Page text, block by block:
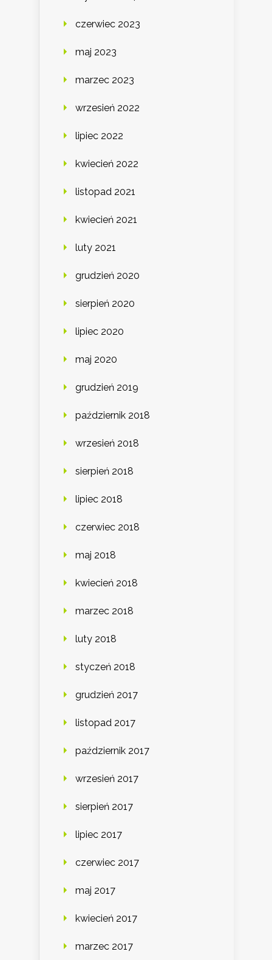
czerwiec 2023
maj 2023
marzec 2023
wrzesień 2022
lipiec 2022
kwiecień 2022
listopad 2021
kwiecień 2021
luty 2021
grudzień 2020
sierpień 2020
lipiec 2020
maj 2020
grudzień 2019
październik 2018
wrzesień 2018
sierpień 2018
lipiec 2018
czerwiec 2018
maj 2018
kwiecień 2018
marzec 2018
luty 2018
styczeń 2018
grudzień 2017
listopad 2017
październik 2017
wrzesień 2017
sierpień 2017
lipiec 2017
czerwiec 2017
maj 2017
kwiecień 2017
marzec 2017